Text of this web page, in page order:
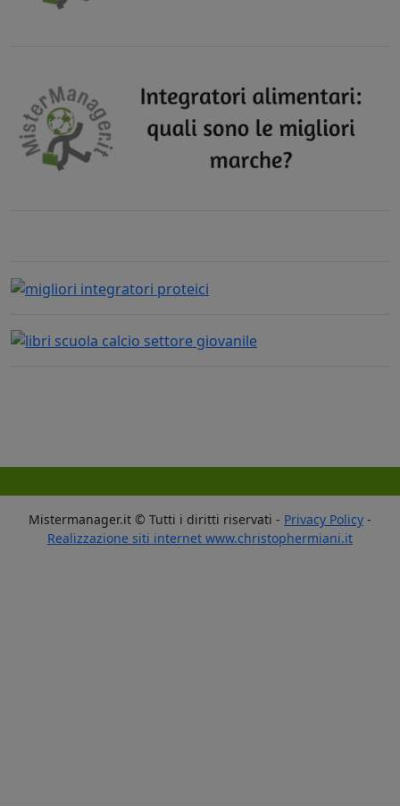
Mistermanager.it © Tutti i diritti riservati - Privacy Policy -
Realizzazione siti internet www.christophermiani.it